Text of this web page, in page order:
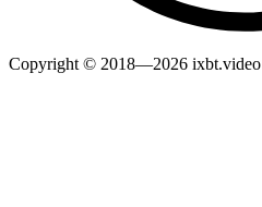
Copyright © 2018—2026 ixbt.video